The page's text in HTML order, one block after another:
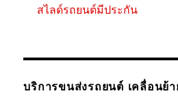
สไลด์รถยนต์มีประกัน
บริการขนส่งรถยนต์ เคลื่อนย้า